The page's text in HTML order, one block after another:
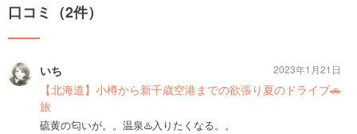
口コミ（2件）
いち
【北海道】小樽から新千歳空港までの欲張り夏のドライブ🚗
旅
硫黄の匂いが。。温泉♨️入りたくなる。。
2023年1月21日